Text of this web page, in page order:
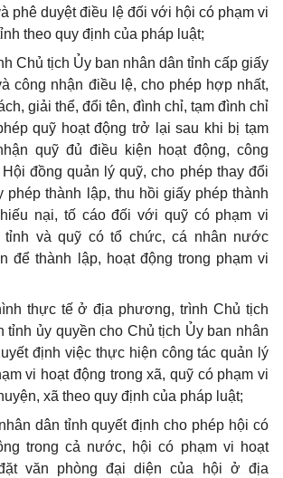
phê duyệt điều lệ đối với hội có phạm vi
theo quy định của pháp luật;
Chủ tịch Ủy ban nhân dân tỉnh cấp giấy
công nhận điều lệ, cho phép hợp nhất,
giải thể, đổi tên, đình chỉ, tạm đình chỉ
quỹ hoạt động trở lại sau khi bị tạm
quỹ đủ điều kiện hoạt động, công
đồng quản lý quỹ, cho phép thay đổi
phép thành lập, thu hồi giấy phép thành
nại, tố cáo đối với quỹ có phạm vi
tỉnh và quỹ có tổ chức, cá nhân nước
để thành lập, hoạt động trong phạm vi
thực tế ở địa phương, trình Chủ tịch
tỉnh ủy quyền cho Chủ tịch Ủy ban nhân
định việc thực hiện công tác quản lý
vi hoạt động trong xã, quỹ có phạm vi
xã theo quy định của pháp luật;
dân tỉnh quyết định cho phép hội có
trong cả nước, hội có phạm vi hoạt
văn phòng đại diện của hội ở địa